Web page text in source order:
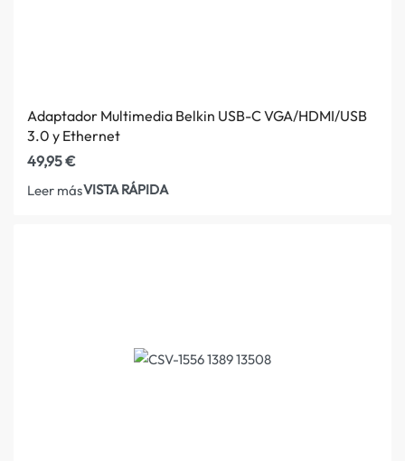
Adaptador Multimedia Belkin USB-C VGA/HDMI/USB
3.0 y Ethernet
49,95€
Leer másVISTA RÁPIDA